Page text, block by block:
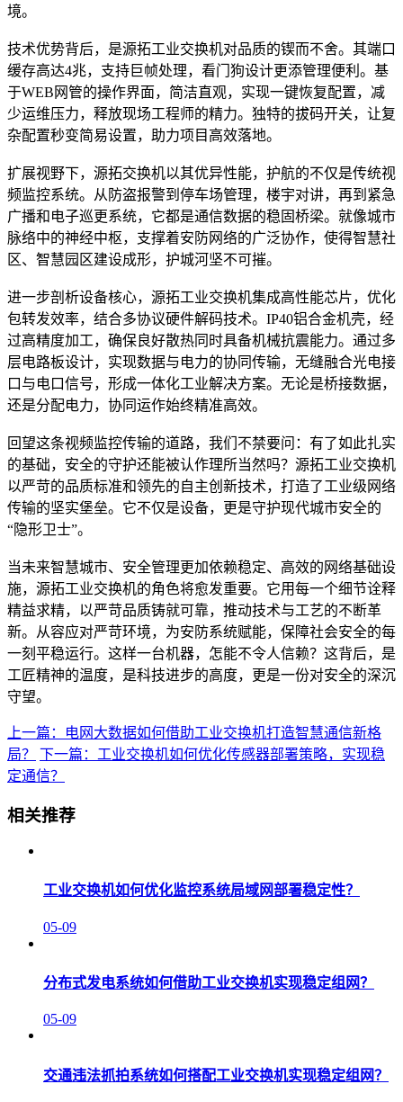
境。
技术优势背后，是源拓工业交换机对品质的锲而不舍。其端口
缓存高达4兆，支持巨帧处理，看门狗设计更添管理便利。基
于WEB网管的操作界面，简洁直观，实现一键恢复配置，减
少运维压力，释放现场工程师的精力。独特的拔码开关，让复
杂配置秒变简易设置，助力项目高效落地。
扩展视野下，源拓交换机以其优异性能，护航的不仅是传统视
频监控系统。从防盗报警到停车场管理，楼宇对讲，再到紧急
广播和电子巡更系统，它都是通信数据的稳固桥梁。就像城市
脉络中的神经中枢，支撑着安防网络的广泛协作，使得智慧社
区、智慧园区建设成形，护城河坚不可摧。
进一步剖析设备核心，源拓工业交换机集成高性能芯片，优化
包转发效率，结合多协议硬件解码技术。IP40铝合金机壳，经
过高精度加工，确保良好散热同时具备机械抗震能力。通过多
层电路板设计，实现数据与电力的协同传输，无缝融合光电接
口与电口信号，形成一体化工业解决方案。无论是桥接数据，
还是分配电力，协同运作始终精准高效。
回望这条视频监控传输的道路，我们不禁要问：有了如此扎实
的基础，安全的守护还能被认作理所当然吗？源拓工业交换机
以严苛的品质标准和领先的自主创新技术，打造了工业级网络
传输的坚实堡垒。它不仅是设备，更是守护现代城市安全的
“隐形卫士”。
当未来智慧城市、安全管理更加依赖稳定、高效的网络基础设
施，源拓工业交换机的角色将愈发重要。它用每一个细节诠释
精益求精，以严苛品质铸就可靠，推动技术与工艺的不断革
新。从容应对严苛环境，为安防系统赋能，保障社会安全的每
一刻平稳运行。这样一台机器，怎能不令人信赖？这背后，是
工匠精神的温度，是科技进步的高度，更是一份对安全的深沉
守望。
上一篇：电网大数据如何借助工业交换机打造智慧通信新格
局？
下一篇：工业交换机如何优化传感器部署策略，实现稳
定通信？
相关推荐
工业交换机如何优化监控系统局域网部署稳定性？
05-09
分布式发电系统如何借助工业交换机实现稳定组网？
05-09
交通违法抓拍系统如何搭配工业交换机实现稳定组网？